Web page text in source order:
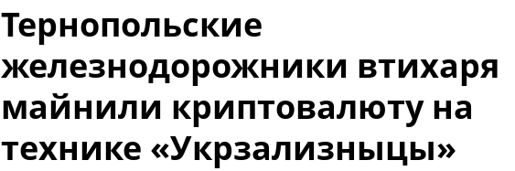
Тернопольские
железнодорожники втихаря
майнили криптовалюту на
технике «Укрзализныцы»